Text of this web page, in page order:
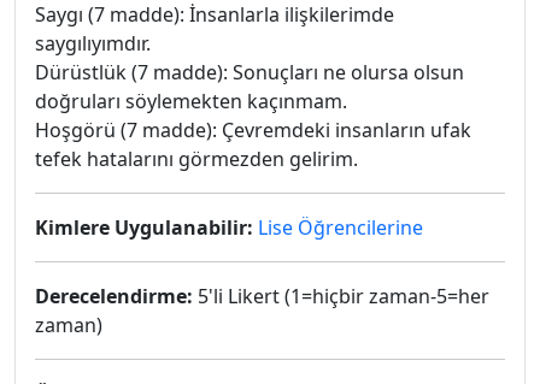
Saygı (7 madde): İnsanlarla ilişkilerimde
saygılıyımdır.
Dürüstlük (7 madde): Sonuçları ne olursa olsun
doğruları söylemekten kaçınmam.
Hoşgörü (7 madde): Çevremdeki insanların ufak
tefek hatalarını görmezden gelirim.
Kimlere Uygulanabilir: Lise Öğrencilerine
Derecelendirme: 5'li Likert (1=hiçbir zaman-5=her
zaman)